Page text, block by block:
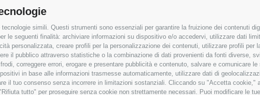
simili. Questi strumenti sono essenziali per garantire la fruizione dei contenuti
le seguenti finalità: archiviare informazioni su dispositivo e/o accedervi, utilizzare dati
personalizzata, creare profili per la personalizzazione dei contenuti, utilizzare profili
il pubblico attraverso statistiche o la combinazione di dati provenienti da fonti diverse,
correggere errori, erogare e presentare pubblicità e contenuto, salvare e comunicare
in base alle informazioni trasmesse automaticamente, utilizzare dati di
il tuo consenso senza incorrere in limitazioni sostanziali. Cliccando su "Accetta
tutto" per proseguire senza cookie non strettamente necessari. Puoi modificare le
Uffici della Sede provinciale
Le Sedi di Zona
Agricoltori S.r.l.
Whistleblowing Confagricoltura
Rovigo e Agricoltori srl
Associazione